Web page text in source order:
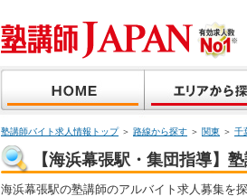
塾講師バイト求人情報トップ＞ 路線から探す ＞ 関東 ＞ 千
【海浜幕張駅・集団指導】
海浜幕張駅の塾講師のアルバイト求人募集を